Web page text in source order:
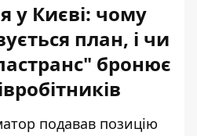
у Києві: чому
план, і чи
бронює
подавав позицію